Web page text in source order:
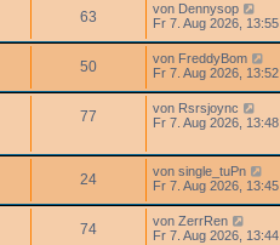
63 von Dennysop
Fr 7. Aug 2026, 13:55
50 von FreddyBom
Fr 7. Aug 2026, 13:52
77 von Rsrsjoync
Fr 7. Aug 2026, 13:48
24 von single_tuPn
Fr 7. Aug 2026, 13:45
74 von ZerrRen
Fr 7. Aug 2026, 13:44